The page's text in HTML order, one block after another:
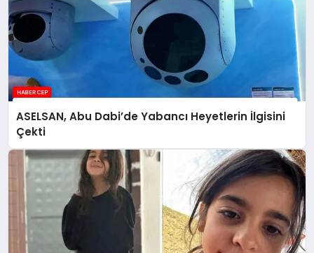
ASELSAN, Abu Dabi’de Yabancı Heyetlerin İlgisini
Çekti